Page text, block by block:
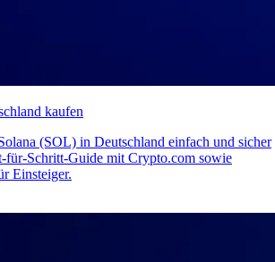
kaufen
(SOL) in Deutschland einfach und sicher
für-Schritt-Guide mit Crypto.com sowie
Einsteiger.